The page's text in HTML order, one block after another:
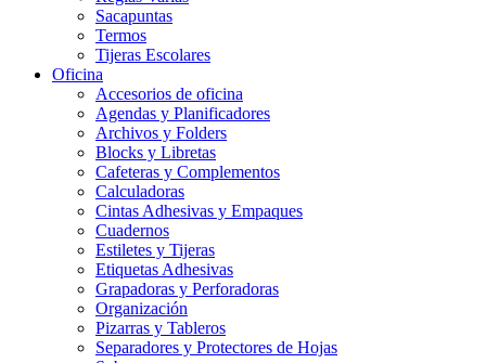
Sacapuntas
Termos
Tijeras Escolares
Oficina
Accesorios de oficina
Agendas y Planificadores
Archivos y Folders
Blocks y Libretas
Cafeteras y Complementos
Calculadoras
Cintas Adhesivas y Empaques
Cuadernos
Estiletes y Tijeras
Etiquetas Adhesivas
Grapadoras y Perforadoras
Organización
Pizarras y Tableros
Separadores y Protectores de Hojas